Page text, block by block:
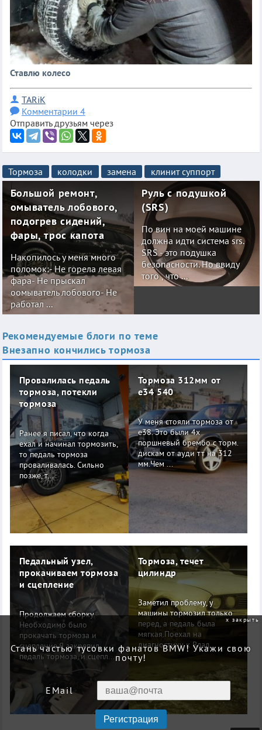
Ставлю колесо
TARiK
Комментарии 4
Отправить друзьям через
Тормоза колодки замена клинит суппорт
Большой ремонт,
омыватель лобового,
подогрев сидений,
фары, трос капота
Накопилось у меня много
поломок:- Не горела левая
фара- Не прыскал
оомыватель лобового- Не
работал ...
Руль с подушкой
(SRS)
По вин на моей машине
должна идти система srs.
SRS - это подушка
безопасности. Но ввиду
того , что ...
Рекомендуемые блоги по теме
Внезапно кончились тормоза
Провалилась педаль
тормоза, потекли
тормоза
Ранее я писал, что когда
ехал и начинал тормозить,
то педаль тормоза
проваливалась. Сильно
позже, т...
Тормоза 312мм от
е34 540
У меня стояли тормоза от
е38. Это были 4х
поршневый брембо с торм.
дискам от ауди тт на 312
мм.Чем ...
Педальный узел,
прокачиваем тормоза
и сцепление
Продолжаем сборку.
Необходимо было
прокачать тормоза и
сцепление.Я закрепил
педаль тормоза, и сцепл...
Тормоза, течет
цилиндр
Заметил проблему, у
машины тормозил только
перед, а педаль была
мягкая.Поехал на
диагностику к Влад...
закрыть
Стань частью тусовки фанатов BMW! Укажи свою
почту!
EMail